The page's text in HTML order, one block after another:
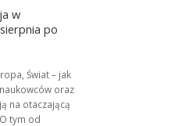
w
po
Świat – jak
oraz
na otaczającą
tym od